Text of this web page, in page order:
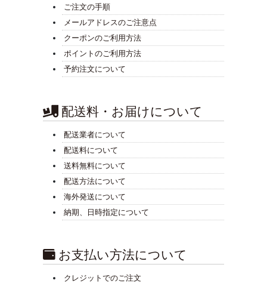
ご注文の手順
メールアドレスのご注意点
クーポンのご利用方法
ポイントのご利用方法
予約注文について
配送料・お届けについて
配送業者について
配送料について
送料無料について
配送方法について
海外発送について
納期、日時指定について
お支払い方法について
クレジットでのご注文